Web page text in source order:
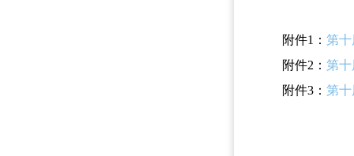
附件1： 第十
附件2： 第十
附件3： 第十